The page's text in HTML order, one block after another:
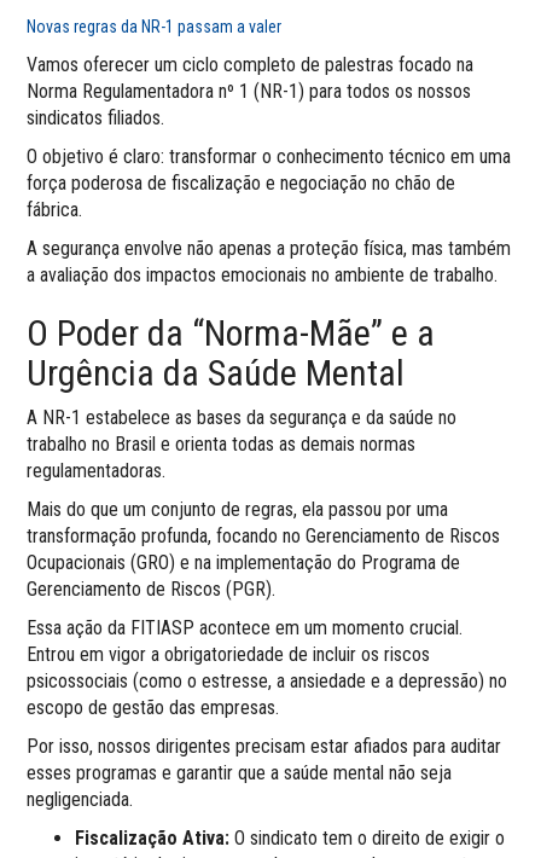
Novas regras da NR-1 passam a valer
Vamos oferecer um ciclo completo de palestras focado na
Norma Regulamentadora nº 1 (NR-1) para todos os nossos
sindicatos filiados.
O objetivo é claro: transformar o conhecimento técnico em uma
força poderosa de fiscalização e negociação no chão de
fábrica.
A segurança envolve não apenas a proteção física, mas também
a avaliação dos impactos emocionais no ambiente de trabalho.
O Poder da “Norma-Mãe” e a
Urgência da Saúde Mental
A NR-1 estabelece as bases da segurança e da saúde no
trabalho no Brasil e orienta todas as demais normas
regulamentadoras.
Mais do que um conjunto de regras, ela passou por uma
transformação profunda, focando no Gerenciamento de Riscos
Ocupacionais (GRO) e na implementação do Programa de
Gerenciamento de Riscos (PGR).
Essa ação da FITIASP acontece em um momento crucial.
Entrou em vigor a obrigatoriedade de incluir os riscos
psicossociais (como o estresse, a ansiedade e a depressão) no
escopo de gestão das empresas.
Por isso, nossos dirigentes precisam estar afiados para auditar
esses programas e garantir que a saúde mental não seja
negligenciada.
Fiscalização Ativa: O sindicato tem o direito de exigir o